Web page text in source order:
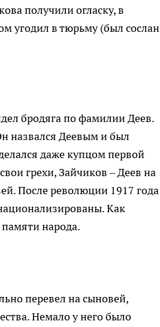
получили огласку, в
угодил в тюрьму (был сослан
бродяга по фамилии Деев.
назвался Деевым и был
даже купцом первой
грехи, Зайчиков – Деев на
После революции 1917 года
Как
народа.
перевел на сыновей,
Немало у него было